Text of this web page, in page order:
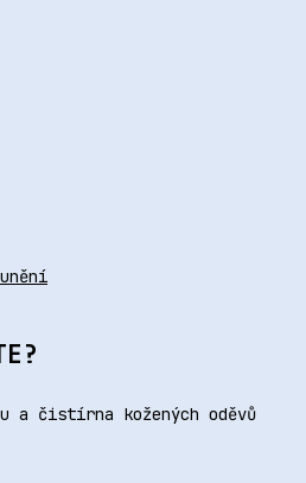
a čistírna kožených oděvů